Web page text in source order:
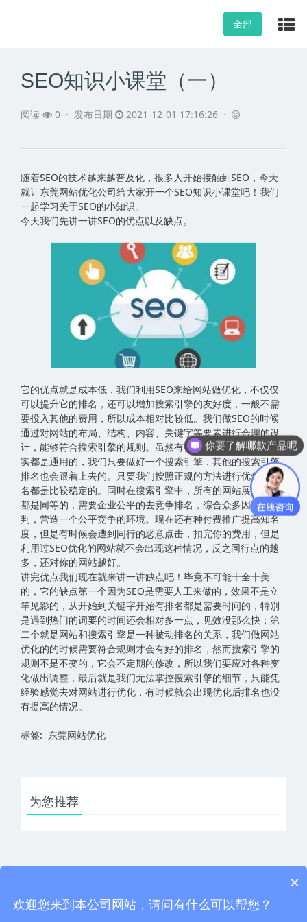
全部
SEO知识小课堂（一）
阅读 0 · 发布日期 2021-12-01 17:16:26 ·
随着SEO的技术越来越普及化，很多人开始接触到SEO，今天
就让东莞网站优化公司给大家开一个SEO知识小课堂吧！我们
一起学习关于SEO的小知识。
今天我们先讲一讲SEO的优点以及缺点。
它的优点就是成本低，我们利用SEO来给网站做优化，不仅仅
可以提升它的排名，还可以增加搜索引擎的友好度，一般不需
要投入其他的费用，所以成本相对比较低。我们做SEO的时候
通过对网站的布局、结构、内容、关键字等要素进行合理的设
计，能够符合搜索引擎的规则。虽然有很多的搜索引擎，但其
实都是通用的，我们只要做好一个搜索引擎，其他的搜索引擎
排名也会跟着上去的。只要我们按照正规的方法进行优化，排
名都是比较稳定的。同时在搜索引擎中，所有的网站展示机会
都是同等的，需要企业公平的去竞争排名，综合众多因素去评
判，营造一个公平竞争的环境。现在还有种付费推广提高知名
度，但是有时候会遭到同行的恶意点击，扣完你的费用，但是
利用过SEO优化的网站就不会出现这种情况，反之同行点的越
多，还对你的网站越好。
讲完优点我们现在就来讲一讲缺点吧！毕竟不可能十全十美
的，它的缺点第一个因为SEO是需要人工来做的，效果不是立
竿见影的，从开始到关键字开始有排名都是需要时间的，特别
是遇到热门的词要的时间还会相对多一点，见效没那么快；第
二个就是网站和搜索引擎是一种被动排名的关系，我们做网站
优化的的时候需要符合规则才会有好的排名，然而搜索引擎的
规则不是不变的，它会不定期的修改，所以我们要应对各种变
化做出调整，最后就是我们无法掌控搜索引擎的细节，只能凭
经验感觉去对网站进行优化，有时候就会出现优化后排名也没
有提高的情况。
标签: 东莞网站优化
为您推荐
你要了解哪款产品呢
×
欢迎您来到本公司网站，请问有什么可以帮您？